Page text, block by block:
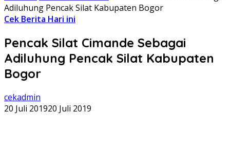
Adiluhung Pencak Silat Kabupaten Bogor
Cek Berita Hari ini
Pencak Silat Cimande Sebagai
Adiluhung Pencak Silat Kabupaten
Bogor
cekadmin
20 Juli 201920 Juli 2019